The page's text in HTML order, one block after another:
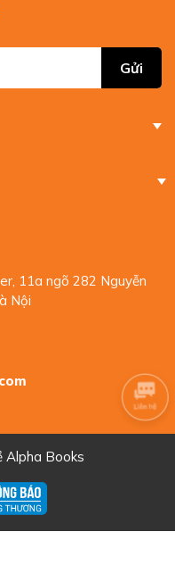
Gửi
11a ngõ 282 Nguyễn
Nội
Alpha Books